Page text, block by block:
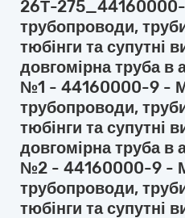
26Т-275_44160000-
трубопроводи,
тюбінги та супутні
довгомірна труба в
№1 - 44160000-9 -
трубопроводи,
тюбінги та супутні
довгомірна труба в
№2 - 44160000-9 -
трубопроводи,
тюбінги та супутні